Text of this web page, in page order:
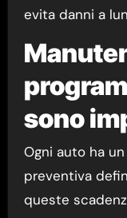
evita danni a
sono
Ogni auto ha
preventiva
queste